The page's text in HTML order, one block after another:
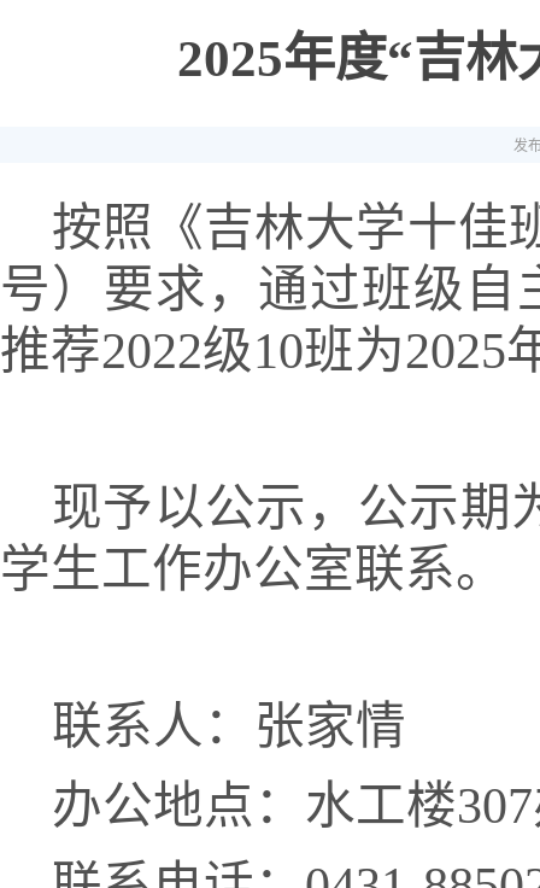
2025年度“吉
发
按照《吉林大学十佳
号）要求，通过班级
推荐2022级10班为
现予以公示，公示期
学生工作办公室联系。
联系人：张家情
办公地点：水工楼